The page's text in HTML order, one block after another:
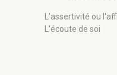
L'assertivité ou
L'écoute de soi